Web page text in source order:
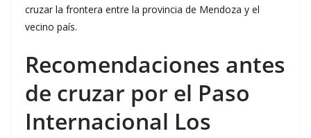
cruzar la frontera entre la provincia de Mendoza y el
vecino país.
Recomendaciones antes
de cruzar por el Paso
Internacional Los